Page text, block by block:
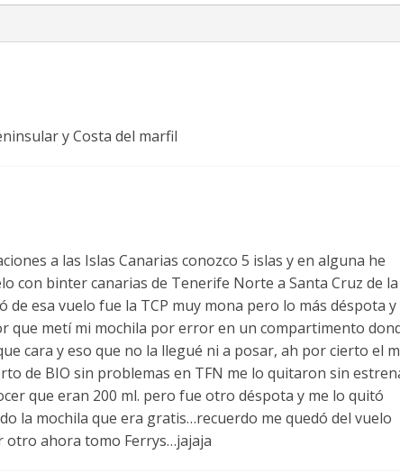
y Costa del marfil
a las Islas Canarias conozco 5 islas y en alguna he
con binter canarias de Tenerife Norte a Santa Cruz de la
de esa vuelo fue la TCP muy mona pero lo más déspota y
que metí mi mochila por error en un compartimento
cara y eso que no la llegué ni a posar, ah por cierto el
de BIO sin problemas en TFN me lo quitaron sin
que eran 200 ml. pero fue otro déspota y me lo quitó
la mochila que era gratis…recuerdo me quedó del vuelo
otro ahora tomo Ferrys…jajaja